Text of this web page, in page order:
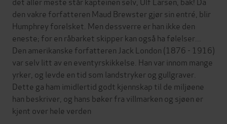
den vakre forfatteren Maud Brewster gjør sin entré, blir
Humphrey forelsket. Men dessverre er han ikke den
eneste; for en råbarket skipper kan også ha følelser...
Den amerikanske forfatteren Jack London (1876 - 1916)
var selv litt av en eventyrskikkelse. Han var innom mange
yrker, og levde en tid som landstryker og gullgraver.
Dette ga ham imidlertid godt kjennskap til de miljøene
han beskriver, og hans bøker fra villmarken og sjøen er
kjent over hele verden